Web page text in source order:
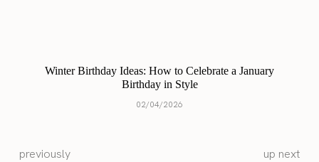
Winter Birthday Ideas: How to Celebrate a January
Birthday in Style
02/04/2026
previously up next